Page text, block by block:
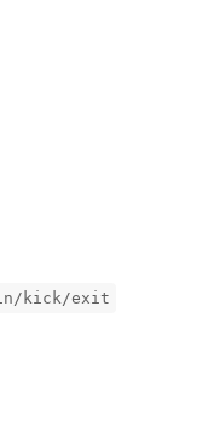
kick/exit